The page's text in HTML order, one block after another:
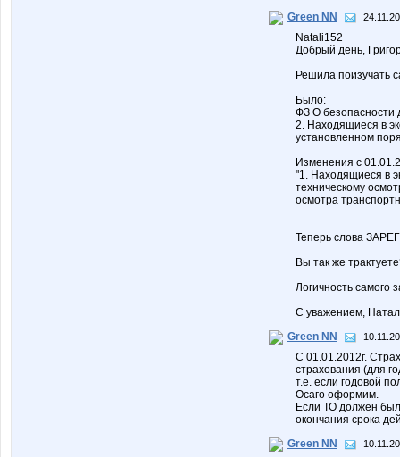
Green NN
Natali152
Добрый день,
Решила поизучать
Было:
ФЗ О безопасности
2. Находящиеся в
установленном
Изменения с
"1. Находящиеся в
техническому
осмотра
Теперь слова
Вы так же
Логичность самого
С уважением,
Green NN
С 01.01.2012г.
страхования (для
т.е. если годовой
Осаго оформим.
Если ТО должен
окончания срока
Green NN